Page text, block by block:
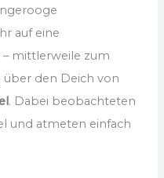
auf eine
– mittlerweile zum
über den Deich von
. Dabei beobachteten
und atmeten einfach